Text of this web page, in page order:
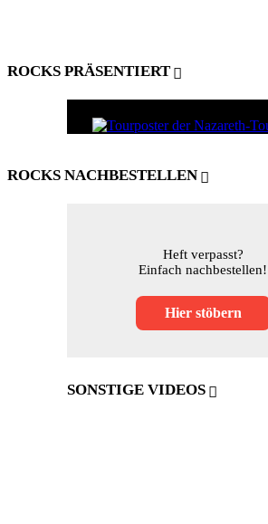
ROCKS PRÄSENTIERT
ROCKS NACHBESTELLEN
Heft verpasst?
Einfach nachbestellen!
Hier stöbern
SONSTIGE VIDEOS